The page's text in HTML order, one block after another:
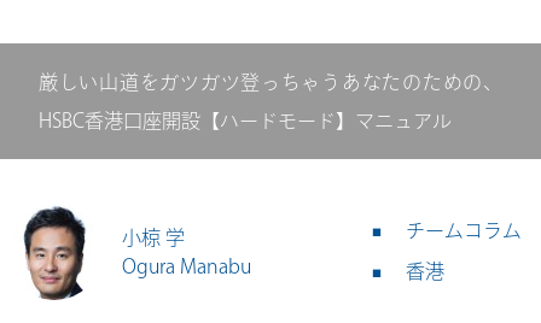
厳しい山道をガツガツ登っちゃうあなたのための、
HSBC香港口座開設【ハードモード】マニュアル
小椋 学
Ogura Manabu
チームコラム
香港